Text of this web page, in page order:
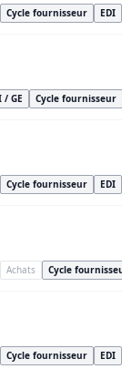
Cycle fournisseur EDI
/ GE Cycle fournisseur
Cycle fournisseur EDI
Achats Cycle
Cycle fournisseur EDI